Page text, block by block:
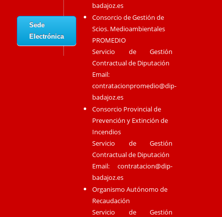
Sede
Electrónica
badajoz.es
Consorcio de Gestión de
Scios. Medioambientales
PROMEDIO
Servicio de Gestión
Contractual de Diputación
Email:
contratacionpromedio@dip-
badajoz.es
Consorcio Provincial de
Prevención y Extinción de
Incendios
Servicio de Gestión
Contractual de Diputación
Email:contratacion@dip-
badajoz.es
Organismo Autónomo de
Recaudación
Servicio de Gestión